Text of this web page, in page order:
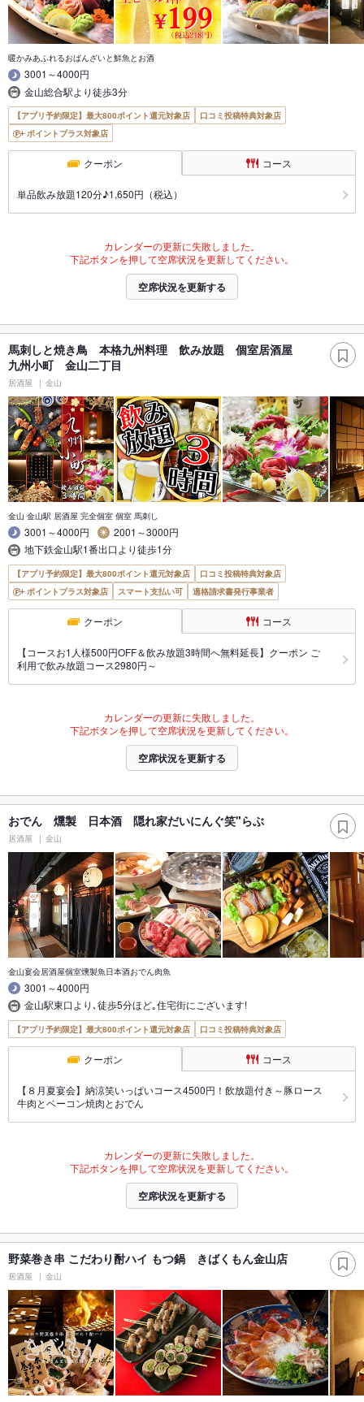
暖かみあふれるおばんざいと鮮魚とお酒
3001～4000円
金山総合駅より徒歩3分
【アプリ予約限定】最大800ポイント還元対象店
口コミ投稿特典対象店
ポイントプラス対象店
クーポン コース
単品飲み放題120分♪1,650円（税込）
カレンダーの更新に失敗しました。
下記ボタンを押して空席状況を更新してください。
空席状況を更新する
馬刺しと焼き鳥 本格九州料理 飲み放題 個室居酒屋
九州小町 金山二丁目
居酒屋 金山
金山 金山駅 居酒屋 完全個室 個室 馬刺し
3001～4000円
2001～3000円
地下鉄金山駅1番出口より徒歩1分
【アプリ予約限定】最大800ポイント還元対象店
口コミ投稿特典対象店
ポイントプラス対象店
スマート支払い可 適格請求書発行事業者
クーポン コース
【コースお1人様500円OFF＆飲み放題3時間へ無料延長】クーポン ご
利用で飲み放題コース2980円～
カレンダーの更新に失敗しました。
下記ボタンを押して空席状況を更新してください。
空席状況を更新する
おでん 燻製 日本酒 隠れ家だいにんぐ笑"らぶ
居酒屋 金山
金山宴会居酒屋個室燻製魚日本酒おでん肉魚
3001～4000円
金山駅東口より､徒歩5分ほど｡住宅街にございます!
【アプリ予約限定】最大800ポイント還元対象店 口コミ投稿特典対象店
クーポン コース
【８月夏宴会】納涼笑いっぱいコース4500円！飲放題付き～豚ロース
牛肉とベーコン焼肉とおでん
カレンダーの更新に失敗しました。
下記ボタンを押して空席状況を更新してください。
空席状況を更新する
野菜巻き串 こだわり酎ハイ もつ鍋 きばくもん金山店
居酒屋 金山